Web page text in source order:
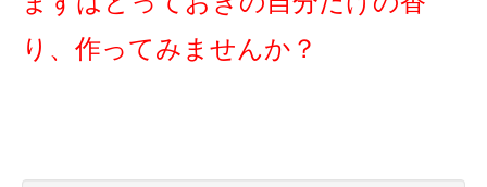
り、作ってみませんか？